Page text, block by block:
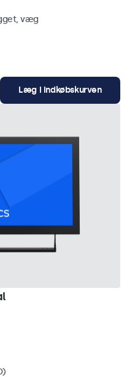
væg
Læg i indkøbskurven